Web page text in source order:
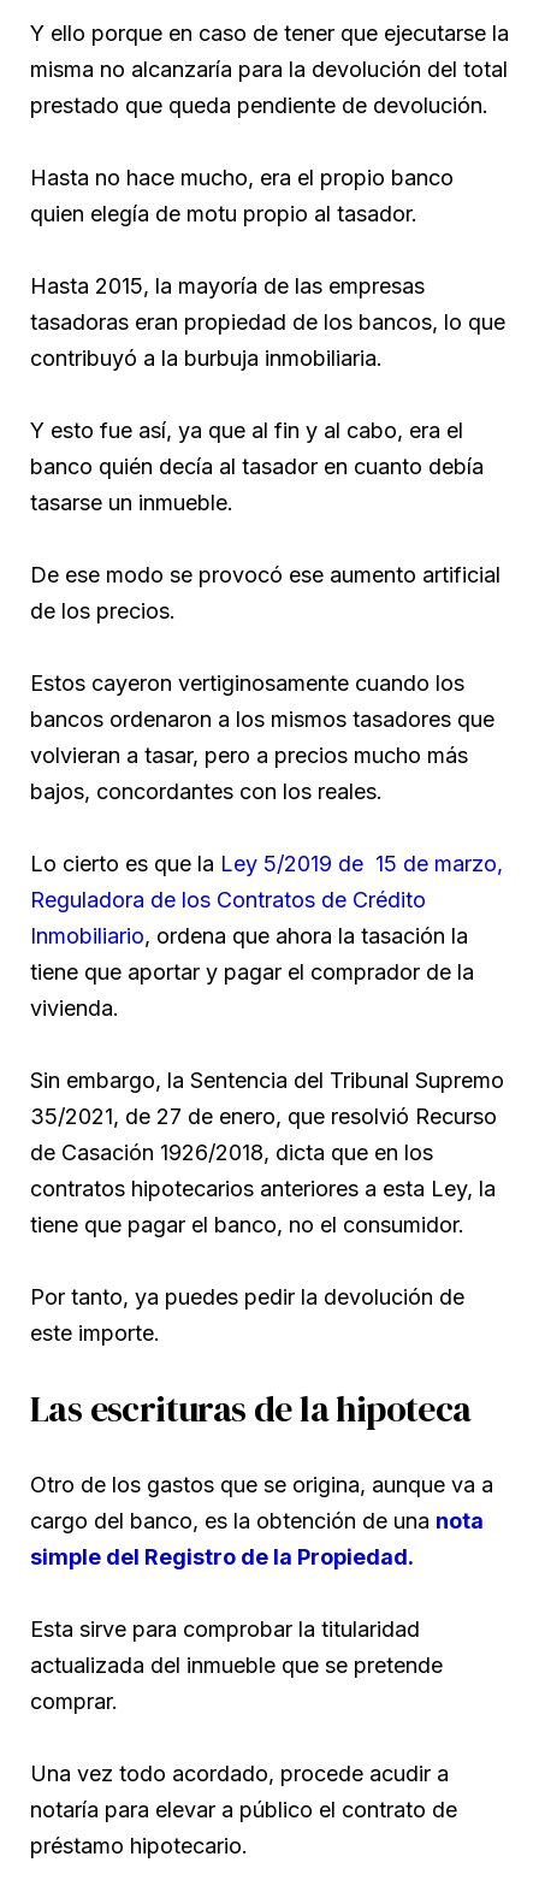
Y ello porque en caso de tener que ejecutarse la
misma no alcanzaría para la devolución del total
prestado que queda pendiente de devolución.
Hasta no hace mucho, era el propio banco
quien elegía de motu propio al tasador.
Hasta 2015, la mayoría de las empresas
tasadoras eran propiedad de los bancos, lo que
contribuyó a la burbuja inmobiliaria.
Y esto fue así, ya que al fin y al cabo, era el
banco quién decía al tasador en cuanto debía
tasarse un inmueble.
De ese modo se provocó ese aumento artificial
de los precios.
Estos cayeron vertiginosamente cuando los
bancos ordenaron a los mismos tasadores que
volvieran a tasar, pero a precios mucho más
bajos, concordantes con los reales.
Lo cierto es que la Ley 5/2019 de 15 de marzo,
Reguladora de los Contratos de Crédito
Inmobiliario, ordena que ahora la tasación la
tiene que aportar y pagar el comprador de la
vivienda.
Sin embargo, la Sentencia del Tribunal Supremo
35/2021, de 27 de enero, que resolvió Recurso
de Casación 1926/2018, dicta que en los
contratos hipotecarios anteriores a esta Ley, la
tiene que pagar el banco, no el consumidor.
Por tanto, ya puedes pedir la devolución de
este importe.
Las escrituras de la hipoteca
Otro de los gastos que se origina, aunque va a
cargo del banco, es la obtención de una nota
simple del Registro de la Propiedad.
Esta sirve para comprobar la titularidad
actualizada del inmueble que se pretende
comprar.
Una vez todo acordado, procede acudir a
notaría para elevar a público el contrato de
préstamo hipotecario.